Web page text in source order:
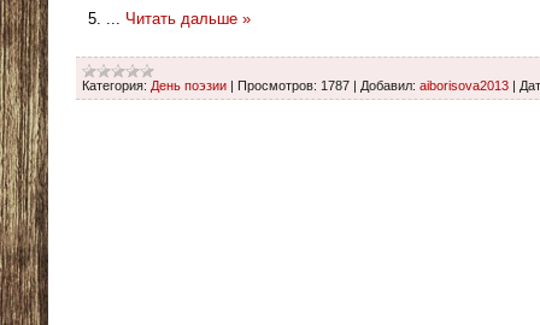
5. ... Читать дальше »
Категория: День поэзии | Просмотров: 1787 | Добавил: aiborisova2013 |